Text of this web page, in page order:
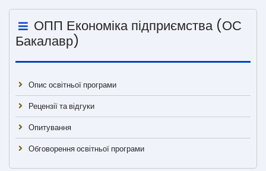
ОПП Економіка підприємства (ОС
Бакалавр)
Опис освітньої програми
Рецензії та відгуки
Опитування
Обговорення освітньої програми